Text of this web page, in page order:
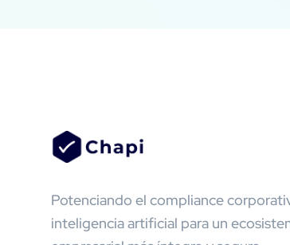
Potenciando el compliance
inteligencia artificial para un